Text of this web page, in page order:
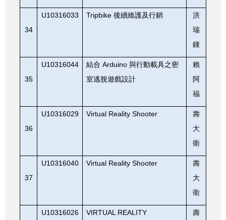
34
U10316033 Tripbike後續維護及行銷
洪
瑞
鍾
35
U10316044 結合 Arduino與行動載具之密
室逃脫遊戲設計
賴
阿
福
36
U10316029 Virtual Reality Shooter
壽
大
衛
37
U10316040 Virtual Reality Shooter
壽
大
衛
U10316026
VIRTUAL REALITY
壽